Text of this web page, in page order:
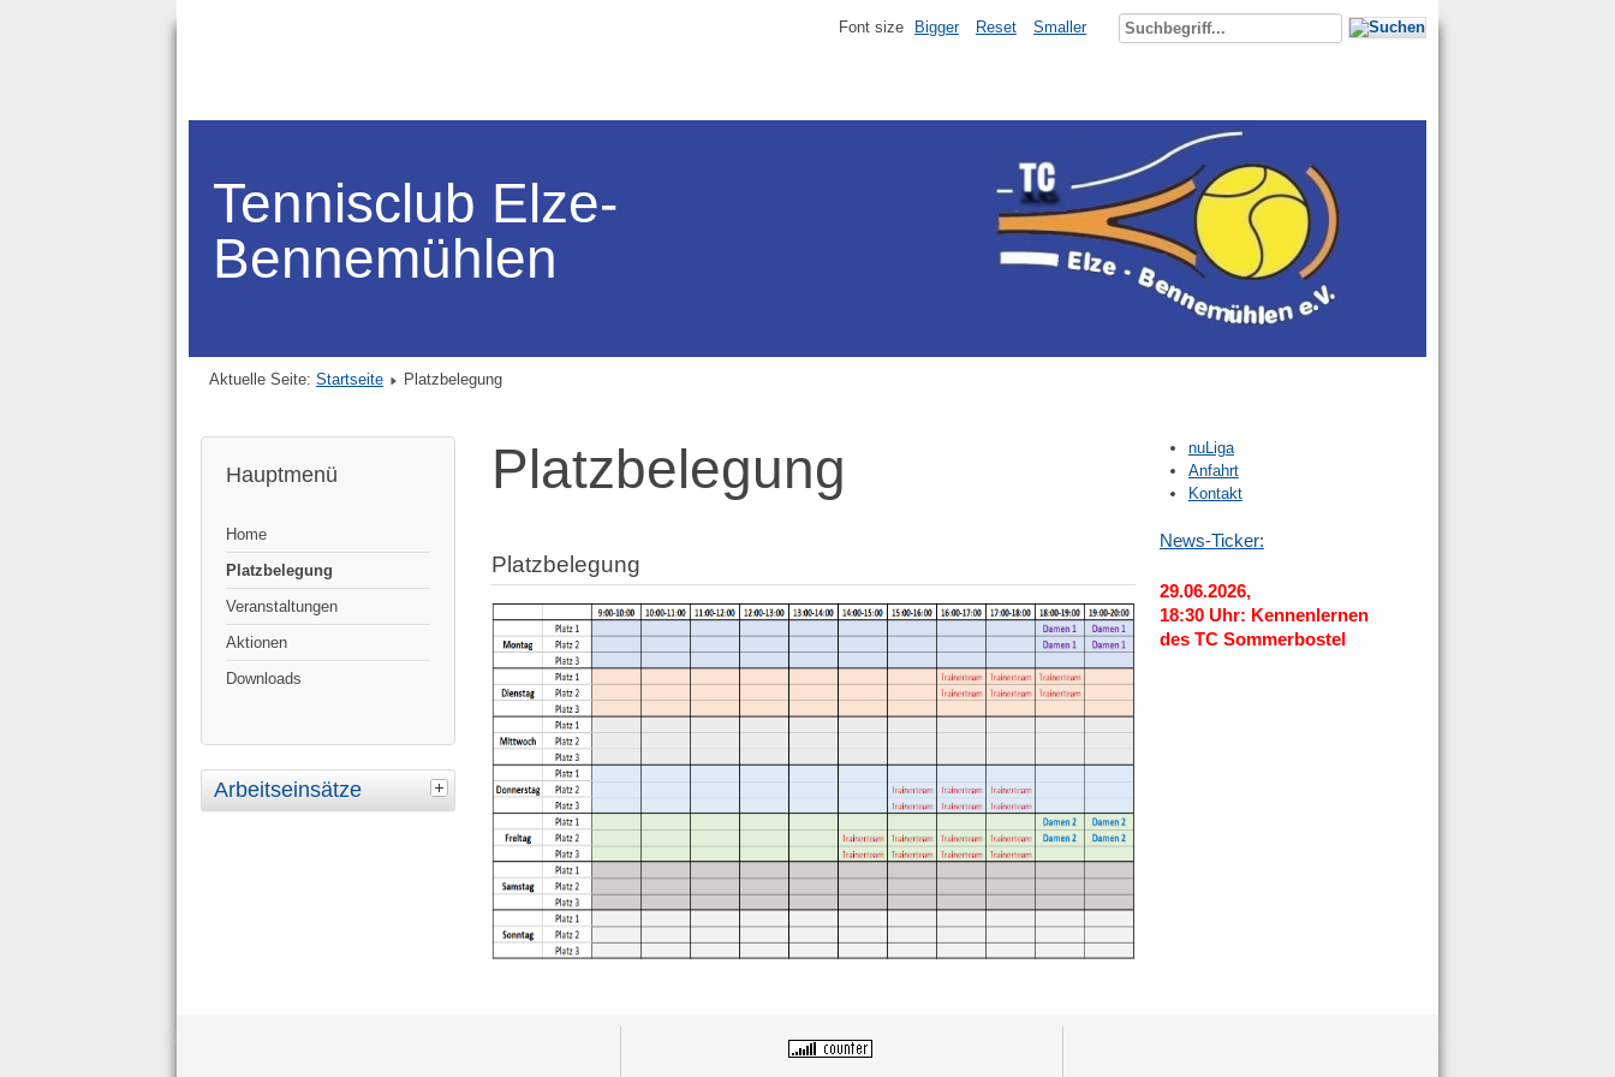
Tennisclub Elze-
Bennemühlen
Font size Bigger Reset Smaller
Aktuelle Seite: Startseite Platzbelegung
Hauptmenü
Home
Platzbelegung
Veranstaltungen
Aktionen
Downloads
Arbeitseinsätze
Platzbelegung
Platzbelegung
nuLiga
Anfahrt
Kontakt
News-Ticker:
29.06.2026,
18:30 Uhr: Kennenlernen
des TC Sommerbostel